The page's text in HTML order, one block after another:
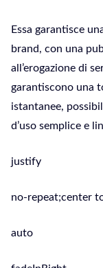
Essa garantisce
brand, con una
all’erogazione di
garantiscono una
istantanee,
d’uso semplice e
justify
no-repeat;center
auto